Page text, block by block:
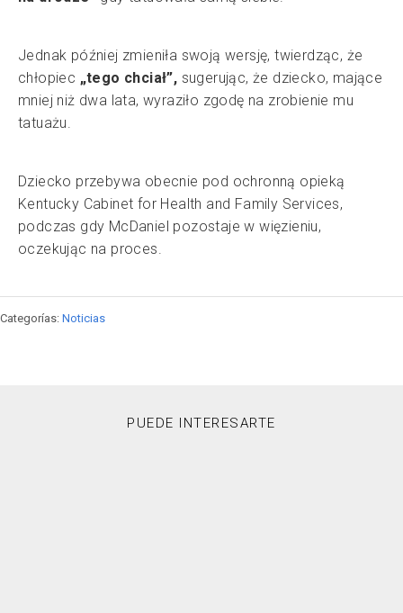
Jednak później zmieniła swoją wersję, twierdząc, że
chłopiec „tego chciał”, sugerując, że dziecko, mające
mniej niż dwa lata, wyraziło zgodę na zrobienie mu
tatuażu.
Dziecko przebywa obecnie pod ochronną opieką
Kentucky Cabinet for Health and Family Services,
podczas gdy McDaniel pozostaje w więzieniu,
oczekując na proces.
Categorías: Noticias
PUEDE INTERESARTE